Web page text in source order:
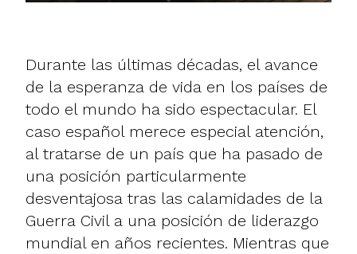
Durante las últimas décadas, el avance
de la esperanza de vida en los países de
todo el mundo ha sido espectacular. El
caso español merece especial atención,
al tratarse de un país que ha pasado de
una posición particularmente
desventajosa tras las calamidades de la
Guerra Civil a una posición de liderazgo
mundial en años recientes. Mientras que